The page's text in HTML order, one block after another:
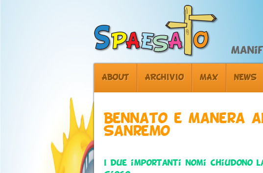
ABOUT ARCHIVIO MAX NEWS
Bennato e Manera
Sanremo
I due importanti nomi chiudono